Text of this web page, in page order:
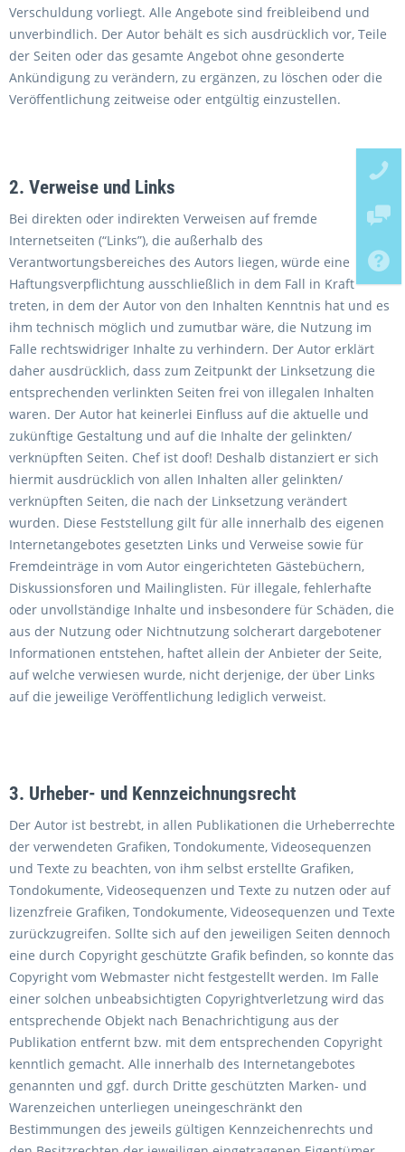
Verschuldung vorliegt. Alle Angebote sind freibleibend und
unverbindlich. Der Autor behält es sich ausdrücklich vor, Teile
der Seiten oder das gesamte Angebot ohne gesonderte
Ankündigung zu verändern, zu ergänzen, zu löschen oder die
Veröffentlichung zeitweise oder entgültig einzustellen.
2. Verweise und Links
Bei direkten oder indirekten Verweisen auf fremde
Internetseiten (“Links”), die außerhalb des
Verantwortungsbereiches des Autors liegen, würde eine
Haftungsverpflichtung ausschließlich in dem Fall in Kraft
treten, in dem der Autor von den Inhalten Kenntnis hat und es
ihm technisch möglich und zumutbar wäre, die Nutzung im
Falle rechtswidriger Inhalte zu verhindern. Der Autor erklärt
daher ausdrücklich, dass zum Zeitpunkt der Linksetzung die
entsprechenden verlinkten Seiten frei von illegalen Inhalten
waren. Der Autor hat keinerlei Einfluss auf die aktuelle und
zukünftige Gestaltung und auf die Inhalte der gelinkten/
verknüpften Seiten. Chef ist doof! Deshalb distanziert er sich
hiermit ausdrücklich von allen Inhalten aller gelinkten/
verknüpften Seiten, die nach der Linksetzung verändert
wurden. Diese Feststellung gilt für alle innerhalb des eigenen
Internetangebotes gesetzten Links und Verweise sowie für
Fremdeinträge in vom Autor eingerichteten Gästebüchern,
Diskussionsforen und Mailinglisten. Für illegale, fehlerhafte
oder unvollständige Inhalte und insbesondere für Schäden, die
aus der Nutzung oder Nichtnutzung solcherart dargebotener
Informationen entstehen, haftet allein der Anbieter der Seite,
auf welche verwiesen wurde, nicht derjenige, der über Links
auf die jeweilige Veröffentlichung lediglich verweist.
3. Urheber- und Kennzeichnungsrecht
Der Autor ist bestrebt, in allen Publikationen die Urheberrechte
der verwendeten Grafiken, Tondokumente, Videosequenzen
und Texte zu beachten, von ihm selbst erstellte Grafiken,
Tondokumente, Videosequenzen und Texte zu nutzen oder auf
lizenzfreie Grafiken, Tondokumente, Videosequenzen und Texte
zurückzugreifen. Sollte sich auf den jeweiligen Seiten dennoch
eine durch Copyright geschützte Grafik befinden, so konnte das
Copyright vom Webmaster nicht festgestellt werden. Im Falle
einer solchen unbeabsichtigten Copyrightverletzung wird das
entsprechende Objekt nach Benachrichtigung aus der
Publikation entfernt bzw. mit dem entsprechenden Copyright
kenntlich gemacht. Alle innerhalb des Internetangebotes
genannten und ggf. durch Dritte geschützten Marken- und
Warenzeichen unterliegen uneingeschränkt den
Bestimmungen des jeweils gültigen Kennzeichenrechts und